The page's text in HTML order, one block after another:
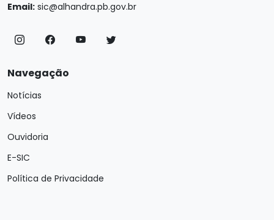
Email: sic@alhandra.pb.gov.br
Navegação
Notícias
Vídeos
Ouvidoria
E-SIC
Política de Privacidade